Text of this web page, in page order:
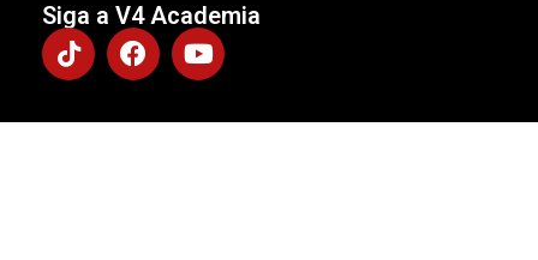
Siga a V4 Academia